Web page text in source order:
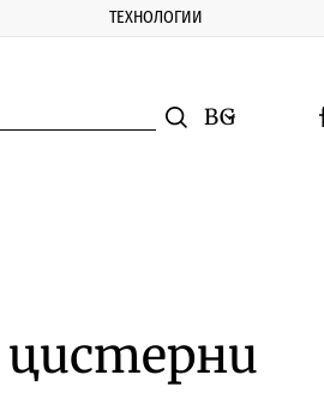
ТЕХНОЛОГИИ
Смяна на
цистерни